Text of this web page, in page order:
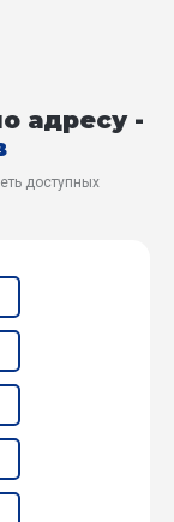
адресу -
доступных